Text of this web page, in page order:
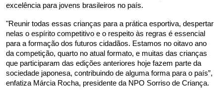
excelência para jovens brasileiros no país.
"Reunir todas essas crianças para a prática esportiva, despertar
nelas o espírito competitivo e o respeito às regras é essencial
para a formação dos futuros cidadãos. Estamos no oitavo ano
da competição, quarto no atual formato, e muitas das crianças
que participaram das edições anteriores hoje fazem parte da
sociedade japonesa, contribuindo de alguma forma para o país”,
enfatiza Márcia Rocha, presidente da NPO Sorriso de Criança.